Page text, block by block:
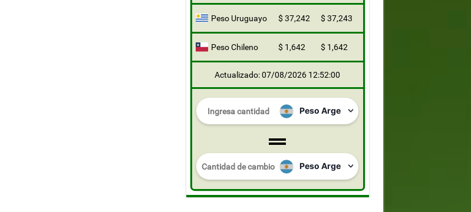
Peso Uruguayo $ 37,242 $ 37,243
Peso Chileno $ 1,642 $ 1,642
Actualizado: 07/08/2026 12:52:00